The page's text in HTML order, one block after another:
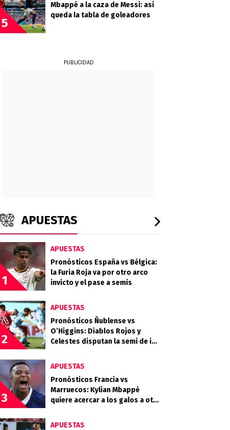
5
Mbappé a la caza de Messi: así
queda la tabla de goleadores
PUBLICIDAD
APUESTAS
1
APUESTAS
Pronósticos España vs Bélgica:
la Furia Roja va por otro arco
invicto y el pase a semis
2
APUESTAS
Pronósticos Ñublense vs
O’Higgins: Diablos Rojos y
Celestes disputan la semi de ida
3
APUESTAS
Pronósticos Francia vs
Marruecos: Kylian Mbappé
quiere acercar a los galos a otra
APUESTAS